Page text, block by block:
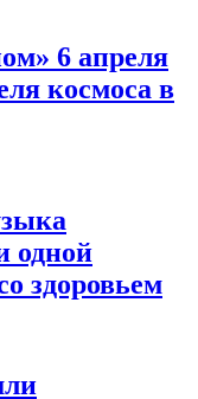
6 апреля
космоса в
одной
здоровьем